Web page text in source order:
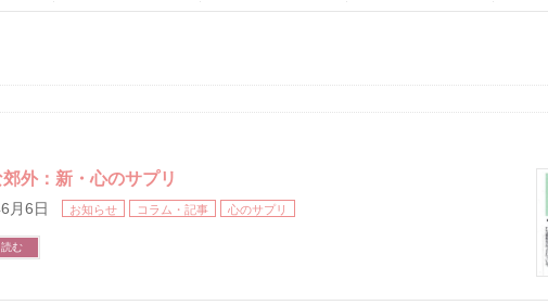
外：新・心のサプリ
月6日 お知らせ コラム・記事 心のサプリ
む